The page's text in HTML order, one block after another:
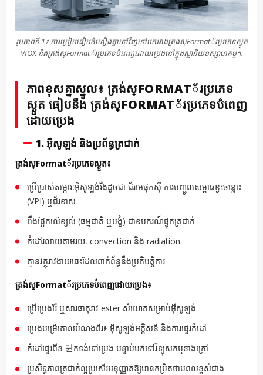
រូបភាពទី 1៖ ការប្រៀបធៀបចំហៀងគ្នាទៅវិញទៅមករវាងត្រង់ស្Format័រប្រភេទស្ងួត
VIOX និងត្រង់ស្Format័រប្រភេទបំពេញដោយប្រេងនៅក្នុងស្ថានីយឧស្សាហកម្ម។.
ភាពខុសគ្នាស្នូល៖ ត្រង់ស្FORMAT័រប្រភេទ
ស្ងួត ធៀបនឹង ត្រង់ស្FORMAT័រប្រភេទបំពេញ
ដោយប្រេង
1. អ៊ីសូឡង់ និងប្រព័ន្ធត្រជាក់
ត្រង់ស្Format័រប្រភេទស្ងួត៖
ប្រើប្រាស់សម្ភារៈអ៊ីសូឡង់រឹងដូចជា ជ័រអេផុកស៊ី ការបញ្ចូលសម្ពាធខ្វះចន្លោះ
(VPI) ឬជ័រខាស
ពឹងផ្អែកលើខ្យល់ (ធម្មជាតិ ឬបង្ខំ) ជាឧបករណ៍ផ្ទុកត្រជាក់
កំដៅរលាយតាមរយៈ convection និង radiation
គ្មានវត្ថុរាវងាយឆេះដែលពាក់ព័ន្ធនឹងប្រតិបត្តិការ
ត្រង់ស្Format័រប្រភេទបំពេញដោយប្រេង៖
ប្រើប្រេងរ៉ែ ឬសារធាតុរាវ ester សំយោគសម្រាប់អ៊ីសូឡង់
ប្រេងបម្រើគោលបំណងពីរ៖ អ៊ីសូឡង់អគ្គិសនី និងការផ្ទេរកំដៅ
កំដៅផ្ទេរពីខ 권កទង់ទៅប្រេង បន្ទាប់មកទៅវិទ្យុសកម្មខាងក្រៅ
ប្រសិទ្ធភាពត្រជាក់ល្អប្រសើរអនុញ្ញាតឱ្យមានកម្រិតថាមពលខ្ពស់ជាង